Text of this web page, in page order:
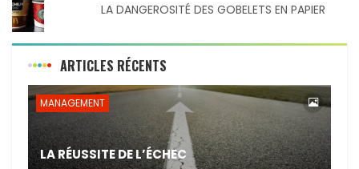
LA DANGEROSITÉ DES GOBELETS EN PAPIER
ARTICLES RÉCENTS
MANAGEMENT
LA RÉUSSITE DE L’ÉCHEC